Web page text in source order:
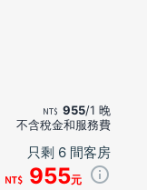
955/1 晚
不含稅金和服務費
只剩 6 間客房
955元